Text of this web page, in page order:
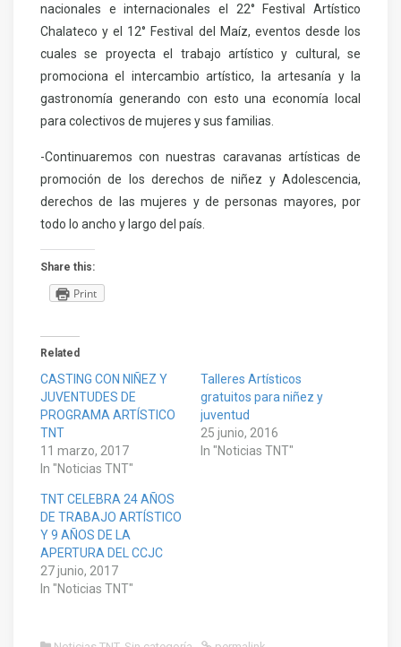
nacionales e internacionales el 22° Festival Artístico
Chalateco y el 12° Festival del Maíz, eventos desde los
cuales se proyecta el trabajo artístico y cultural, se
promociona el intercambio artístico, la artesanía y la
gastronomía generando con esto una economía local
para colectivos de mujeres y sus familias.
-Continuaremos con nuestras caravanas artísticas de
promoción de los derechos de niñez y Adolescencia,
derechos de las mujeres y de personas mayores, por
todo lo ancho y largo del país.
Share this:
Print
Related
CASTING CON NIÑEZ Y
JUVENTUDES DE
PROGRAMA ARTÍSTICO
TNT
11 marzo, 2017
In "Noticias TNT"
Talleres Artísticos
gratuitos para niñez y
juventud
25 junio, 2016
In "Noticias TNT"
TNT CELEBRA 24 AÑOS
DE TRABAJO ARTÍSTICO
Y 9 AÑOS DE LA
APERTURA DEL CCJC
27 junio, 2017
In "Noticias TNT"